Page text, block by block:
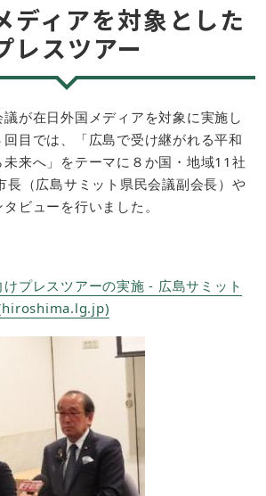
ディアを対象とした
レスツアー
が在日外国メディアを対象に実施し
目では、「広島で受け継がれる平和
来へ」をテーマに８か国・地域11社
長（広島サミット県民会議副会長）や
ビューを行いました。
プレスツアーの実施 - 広島サミット